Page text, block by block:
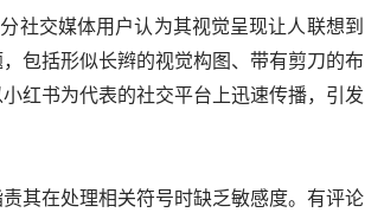
社交媒体用户认为其视觉呈现让人联想到
包括形似长辫的视觉构图、带有剪刀的布
红书为代表的社交平台上迅速传播，引发
其在处理相关符号时缺乏敏感度。有评论